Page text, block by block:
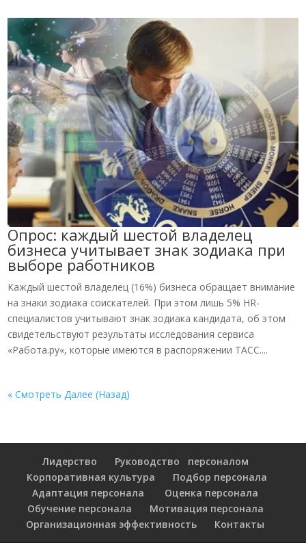
Опрос: каждый шестой владелец
бизнеса учитывает знак зодиака при
выборе работников
Каждый шестой владелец (16%) бизнеса обращает внимание
на знаки зодиака соискателей. При этом лишь 5% HR-
специалистов учитывают знак зодиака кандидата, об этом
свидетельствуют результаты исследования сервиса
«Работа.ру«, которые имеются в распоряжении ТАСС....
« Смотреть Далее (Назад)
Лидерство
Руководство персоналом
Корпоративная культура
Подбор персонала
Адаптация персонала
Оценка персонала
Обучение персонала
Мотивация персонала
Организационная эффективность
Контакты